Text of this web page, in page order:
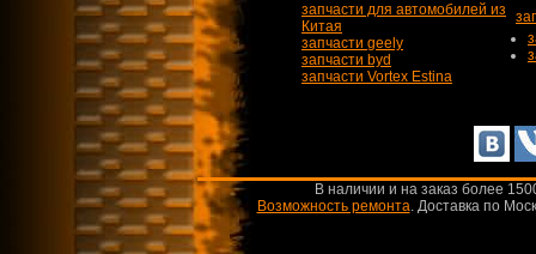
запчасти для автомобилей из
Китая
запчасти geely
запчасти byd
запчасти Vortex Estina
В наличии и на заказ более
Возможность ремонта.Доставка по